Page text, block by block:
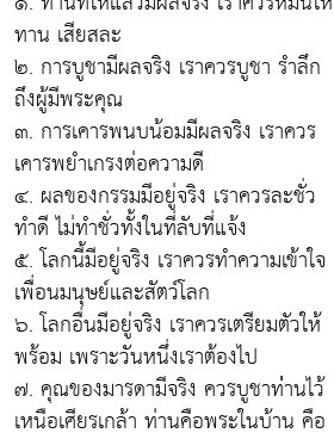
ทาน เสียสละ
๒. การบูชามีผลจริง เราควรบูชา รำลึก
ถึงผู้มีพระคุณ
๓. การเคารพนบน้อมมีผลจริง เราควร
เคารพยำเกรงต่อความดี
๔. ผลของกรรมมีอยู่จริง เราควรละชั่ว
ทำดี ไม่ทำชั่วทั้งในที่ลับที่แจ้ง
๕.โลกนี้มีอยู่จริง เราควรทำความเข้าใจ
เพื่อนมนุษย์และสัตว์โลก
๖.โลกอื่นมีอยู่จริง เราควรเตรียมตัวให้
พร้อม เพราะวันหนึ่งเราต้องไป
๗. คุณของมารดามีจริง ควรบูชาท่่านไว้
เหนือเศียรเกล้า ท่านคือพระในบ้าน คือ